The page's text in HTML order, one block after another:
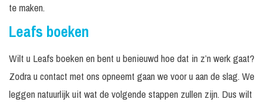
te maken.
Leafs boeken
Wilt u Leafs boeken en bent u benieuwd hoe dat in z’n werk gaat?
Zodra u contact met ons opneemt gaan we voor u aan de slag. We
leggen natuurlijk uit wat de volgende stappen zullen zijn. Dus wilt